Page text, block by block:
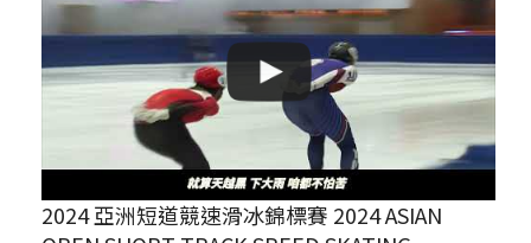
2024 亞洲短道競速滑冰錦標賽 2024 ASIAN